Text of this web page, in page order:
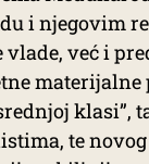
i njegovim
već i
materijalne
klasi”,
te